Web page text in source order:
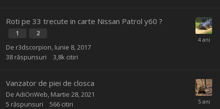
Roti pe 33 trecute in carte Nissan Patrol y60 ?
1 2
De r3dscorpion, Iunie 8, 2017
38 răspunsuri 3,8k citiri
Vanzator de piei de closca
De AdiOnWeb, Martie 28, 2021
5 răspunsuri 566 citiri